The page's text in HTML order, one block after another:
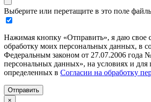
Выберите или перетащите в это поле
Нажимая кнопку «Отправить», я даю свое
обработку моих персональных данных, в
Федеральным законом от 27.07.2006 года
персональных данных», на условиях и для
определенных в Согласии на обработку
Отправить
×